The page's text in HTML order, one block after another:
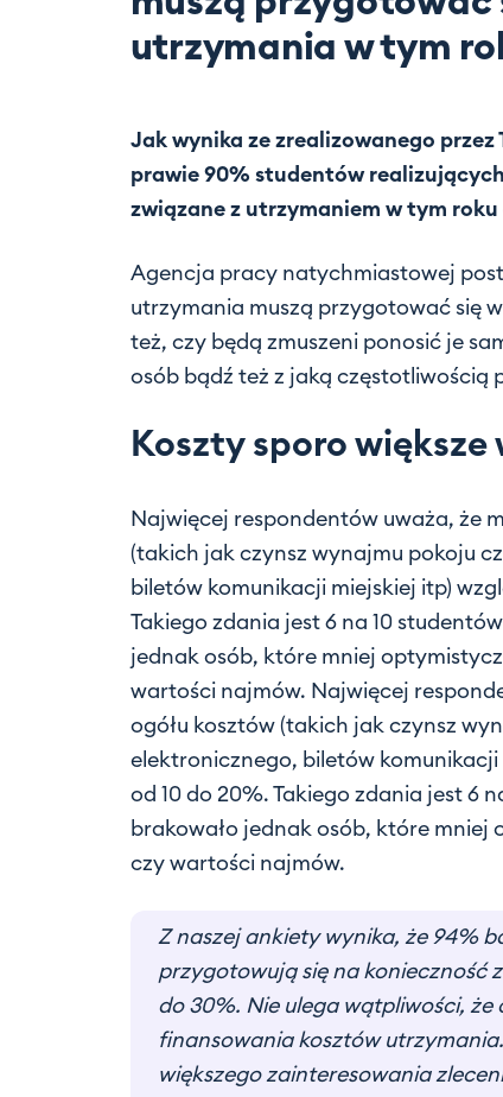
utrzymania w tym
Jak wynika ze zrealizowanego
prawie 90% studentów
związane z utrzymaniem w tym
Agencja pracy natychmiastowej
utrzymania muszą przygotować się
też, czy będą zmuszeni ponosić je
osób bądź też z jaką częstotliwością
Koszty sporo większe
Najwięcej respondentów uważa, że
(takich jak czynsz wynajmu pokoju
biletów komunikacji miejskiej itp)
Takiego zdania jest 6 na 10
jednak osób, które mniej
wartości najmów. Najwięcej
ogółu kosztów (takich jak czynsz
elektronicznego, biletów
od 10 do 20%. Takiego zdania jest 6
brakowało jednak osób, które mniej
czy wartości najmów.
Z naszej ankiety wynika, że 94%
przygotowują się na konieczność
do 30%. Nie ulega wątpliwości,
finansowania kosztów
większego zainteresowania